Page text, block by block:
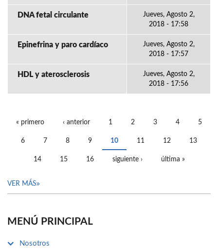
DNA fetal circulante
Jueves, Agosto 2,
2018 - 17:58
Epinefrina y paro cardíaco
Jueves, Agosto 2,
2018 - 17:57
HDL y aterosclerosis
Jueves, Agosto 2,
2018 - 17:56
« primero ‹ anterior 1 2 3 4 5
6 7 8 9 10 11 12 13
14 15 16 siguiente › última »
VER MÁS
MENÚ PRINCIPAL
Nosotros